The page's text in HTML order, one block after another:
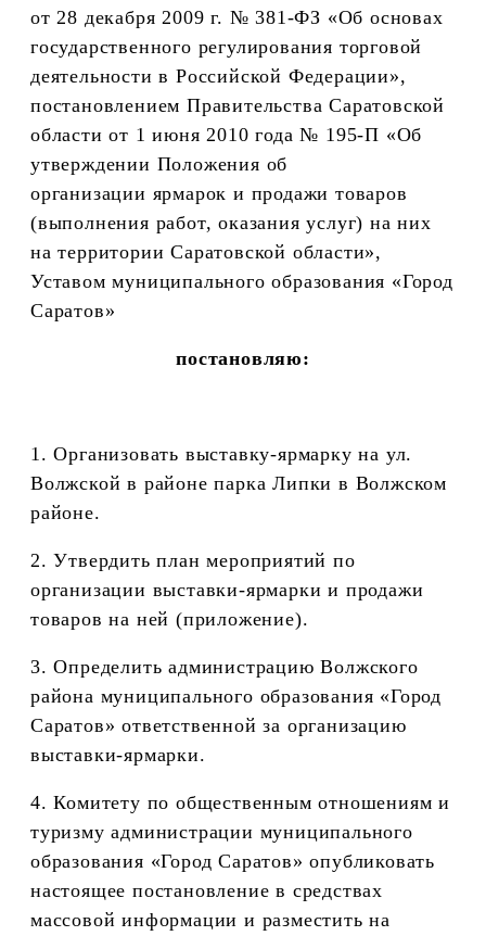
от 28 декабря 2009 г. № 381-ФЗ «Об основах
государственного регулирования торговой
деятельности в Российской Федерации»,
постановлением Правительства Саратовской
области от 1 июня 2010 года № 195-П «Об
утверждении Положения об
организации ярмарок и продажи товаров
(выполнения работ, оказания услуг) на них
на территории Саратовской области»,
Уставом муниципального образования «Город
Саратов»
постановляю:
1. Организовать выставку-ярмарку на ул.
Волжской в районе парка Липки в Волжском
районе.
2. Утвердить план мероприятий по
организации выставки-ярмарки и продажи
товаров на ней (приложение).
3. Определить администрацию Волжского
района муниципального образования «Город
Саратов» ответственной за организацию
выставки-ярмарки.
4. Комитету по общественным отношениям и
туризму администрации муниципального
образования «Город Саратов» опубликовать
настоящее постановление в средствах
массовой информации и разместить на